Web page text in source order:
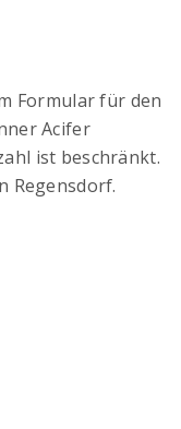
Formular für den
Acifer
ist beschränkt.
Regensdorf.